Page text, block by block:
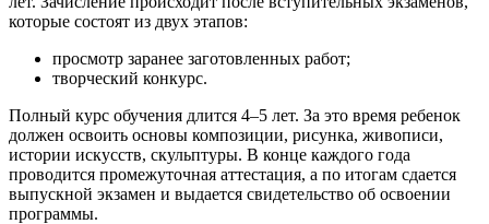
которые состоят из двух этапов:
просмотр заранее заготовленных работ;
творческий конкурс.
Полный курс обучения длится 4–5 лет. За это время ребенок
должен освоить основы композиции, рисунка, живописи,
истории искусств, скульптуры. В конце каждого года
проводится промежуточная аттестация, а по итогам сдается
выпускной экзамен и выдается свидетельство об освоении
программы.